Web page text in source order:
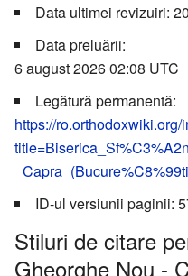
Data ultimei revizuiri:
Data preluării:
6 august 2026 02:08 UTC
Legătură permanentă:
https://ro.orthodoxwiki.org/
ID-ul versiunii paginii:
Stiluri de citare
Gheorghe Nou -